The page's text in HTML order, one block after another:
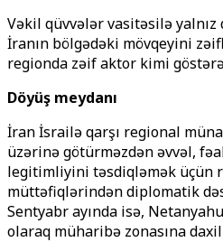
Vəkil qüvvələr vasitəsilə yalnız
İranın bölgədəki mövqeyini
regionda zəif aktor kimi
Döyüş meydanı
İran İsrailə qarşı regional
üzərinə götürməzdən əvvəl,
legitimliyini təsdiqləmək üçün
müttəfiqlərindən diplomatik
Sentyabr ayında isə,
olaraq müharibə zonasına